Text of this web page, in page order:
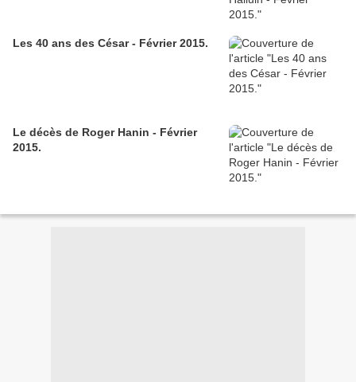
Les 40 ans des César - Février 2015.
Le décès de Roger Hanin - Février
2015.